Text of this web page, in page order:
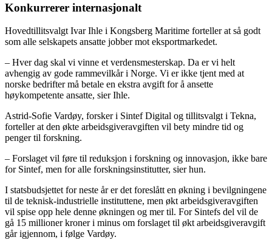
Konkurrerer internasjonalt
Hovedtillitsvalgt Ivar Ihle i Kongsberg Maritime forteller at så godt
som alle selskapets ansatte jobber mot eksportmarkedet.
– Hver dag skal vi vinne et verdensmesterskap. Da er vi helt
avhengig av gode rammevilkår i Norge. Vi er ikke tjent med at
norske bedrifter må betale en ekstra avgift for å ansette
høykompetente ansatte, sier Ihle.
Astrid-Sofie Vardøy, forsker i Sintef Digital og tillitsvalgt i Tekna,
forteller at den økte arbeidsgiveravgiften vil bety mindre tid og
penger til forskning.
– Forslaget vil føre til reduksjon i forskning og innovasjon, ikke bare
for Sintef, men for alle forskningsinstitutter, sier hun.
I statsbudsjettet for neste år er det foreslått en økning i bevilgningene
til de teknisk-industrielle instituttene, men økt arbeidsgiveravgiften
vil spise opp hele denne økningen og mer til. For Sintefs del vil de
gå 15 millioner kroner i minus om forslaget til økt arbeidsgiveravgift
går igjennom, i følge Vardøy.